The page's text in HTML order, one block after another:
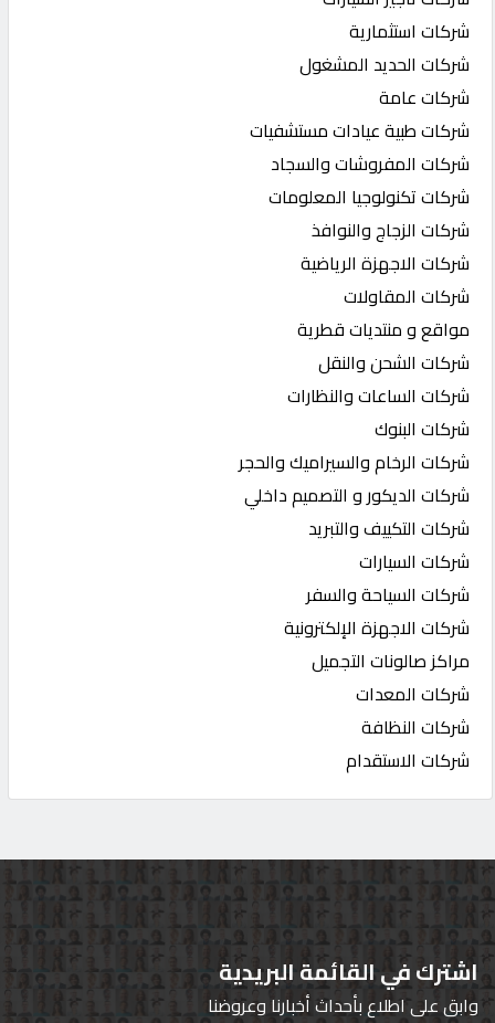
شركات استثمارية
شركات الحديد المشغول
شركات عامة
شركات طبية عيادات مستشفيات
شركات المفروشات والسجاد
شركات تكنولوجيا المعلومات
شركات الزجاج والنوافذ
شركات الاجهزة الرياضية
شركات المقاولات
مواقع و منتديات قطرية
شركات الشحن والنقل
شركات الساعات والنظارات
شركات البنوك
شركات الرخام والسيراميك والحجر
شركات الديكور و التصميم داخلي
شركات التكييف والتبريد
شركات السيارات
شركات السياحة والسفر
شركات الاجهزة الإلكترونية
مراكز صالونات التجميل
شركات المعدات
شركات النظافة
شركات الاستقدام
اشترك في القائمة البريدية
وابق على اطلاع بأحداث أخبارنا وعروضنا